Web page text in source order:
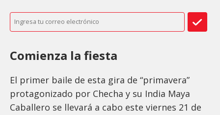
Comienza la fiesta
El primer baile de esta gira de “primavera”
protagonizado por Checha y su India Maya
Caballero se llevará a cabo este viernes 21 de